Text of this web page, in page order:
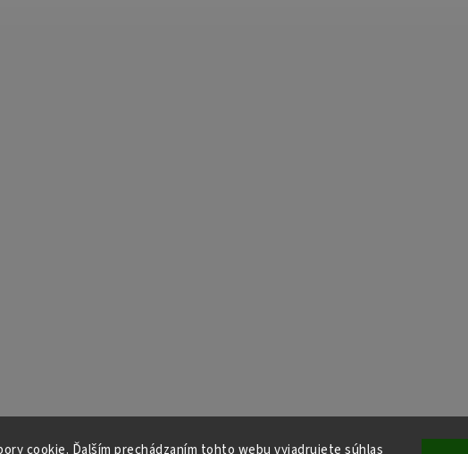
cookie. Ďalším prechádzaním tohto webu vyjadrujete súhlas